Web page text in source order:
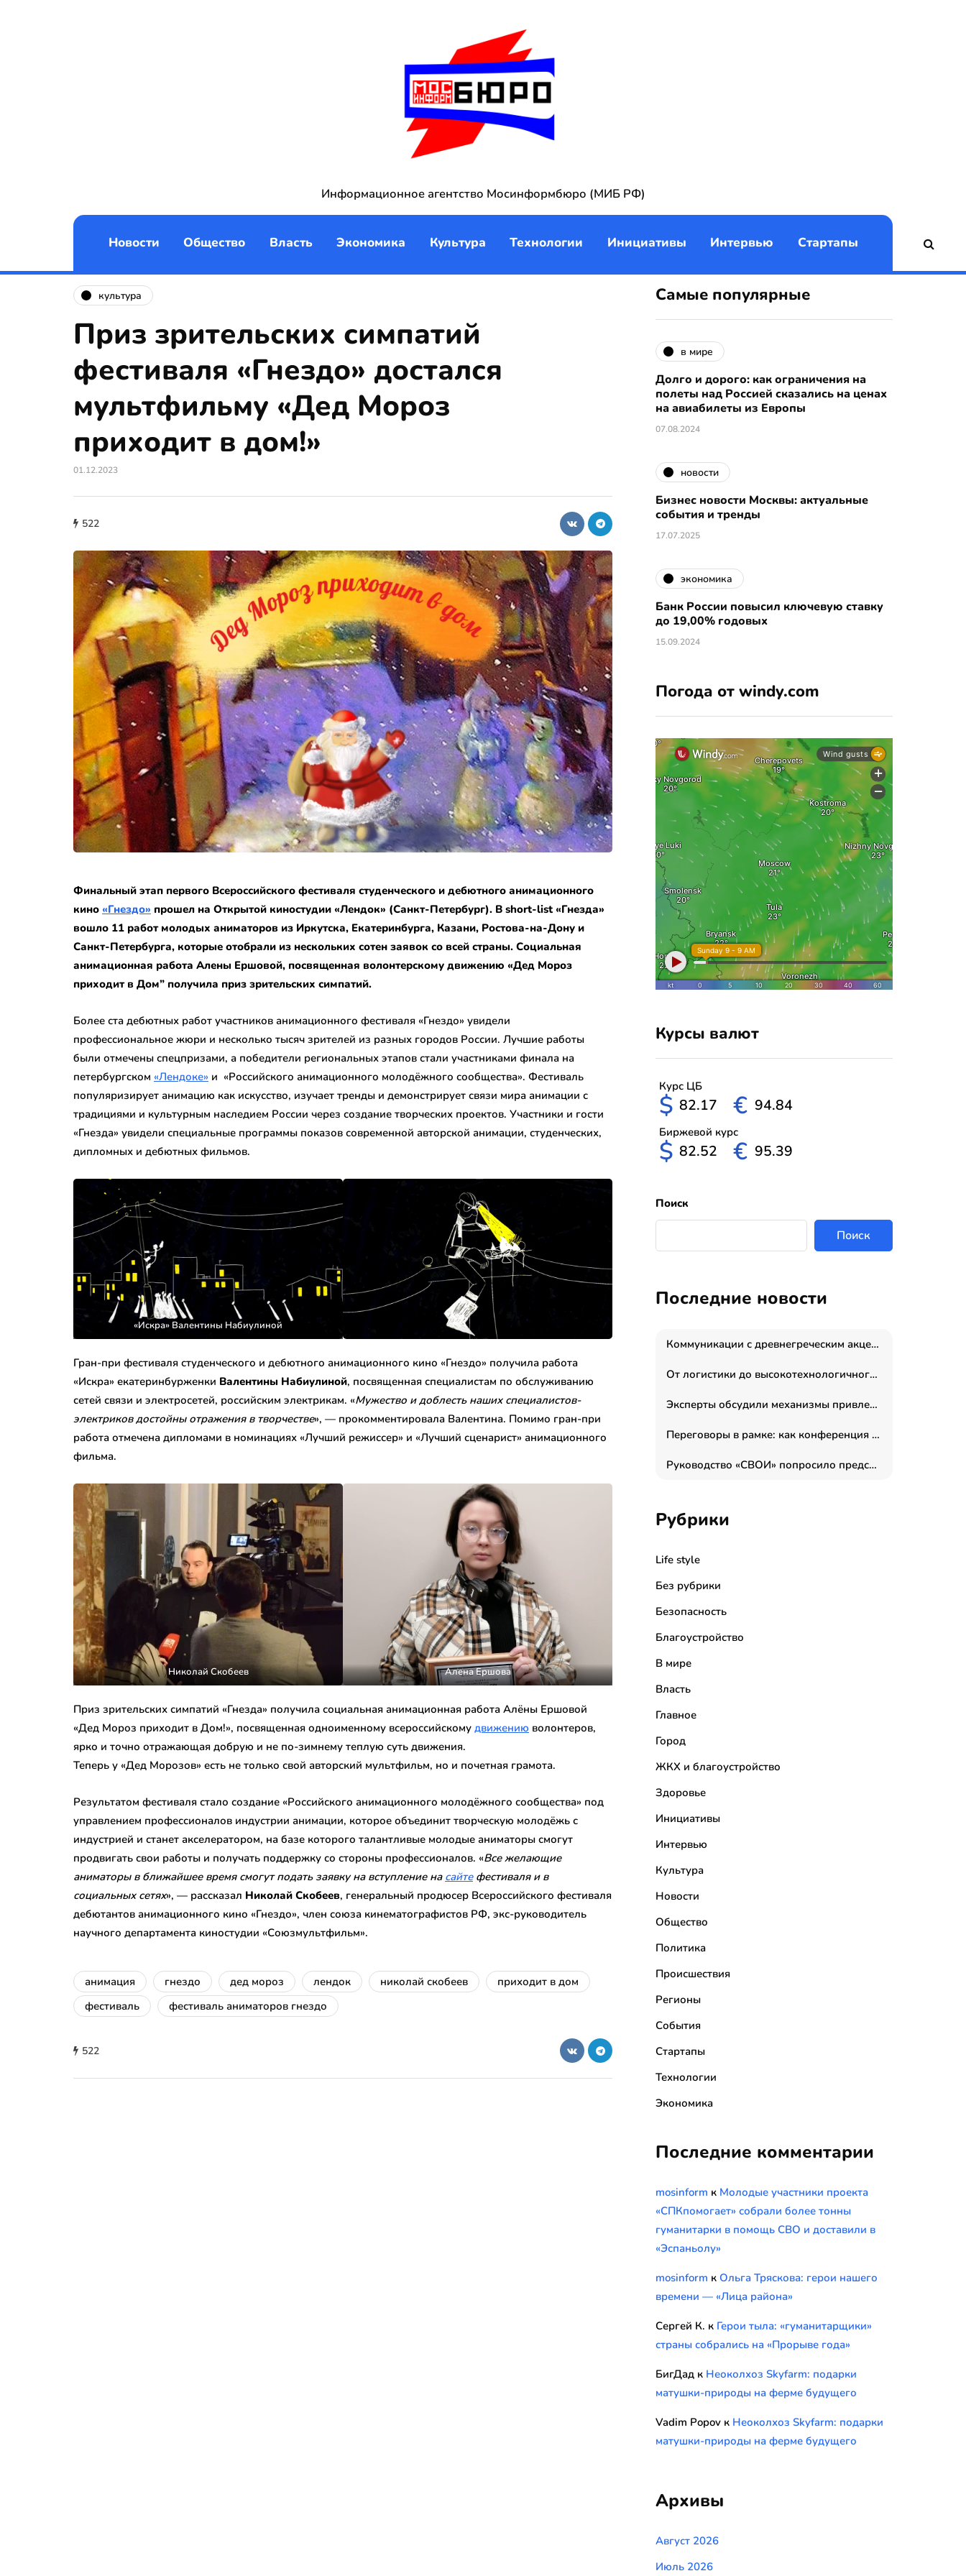
Информационное агентство Мосинформбюро (МИБ РФ)
Новости Общество Власть Экономика Культура Технологии Инициативы Интервью Стартапы
культура
Приз зрительских симпатий
фестиваля «Гнездо» достался
мультфильму «Дед Мороз
приходит в дом!»
01.12.2023
522
Финальный этап первого Всероссийского фестиваля студенческого и дебютного анимационного
кино «Гнездо» прошел на Открытой киностудии «Лендок» (Санкт-Петербург). В short-list «Гнезда»
вошло 11 работ молодых аниматоров из Иркутска, Екатеринбурга, Казани, Ростова-на-Дону и
Санкт-Петербурга, которые отобрали из нескольких сотен заявок со всей страны. Социальная
анимационная работа Алены Ершовой, посвященная волонтерскому движению «Дед Мороз
приходит в Дом” получила приз зрительских симпатий.
Более ста дебютных работ участников анимационного фестиваля «Гнездо» увидели
профессиональное жюри и несколько тысяч зрителей из разных городов России. Лучшие работы
были отмечены спецпризами, а победители региональных этапов стали участниками финала на
петербургском «Лендоке» и «Российского анимационного молодёжного сообщества». Фестиваль
популяризирует анимацию как искусство, изучает тренды и демонстрирует связи мира анимации с
традициями и культурным наследием России через создание творческих проектов. Участники и гости
«Гнезда» увидели специальные программы показов современной авторской анимации, студенческих,
дипломных и дебютных фильмов.
«Искра» Валентины Набиулиной
Гран-при фестиваля студенческого и дебютного анимационного кино «Гнездо» получила работа
«Искра» екатеринбурженки Валентины Набиулиной, посвященная специалистам по обслуживанию
сетей связи и электросетей, российским электрикам. «Мужество и доблесть наших специалистов-
электриков достойны отражения в творчестве», — прокомментировала Валентина. Помимо гран-при
работа отмечена дипломами в номинациях «Лучший режиссер» и «Лучший сценарист» анимационного
фильма.
Николай Скобеев Алена Ершова
Приз зрительских симпатий «Гнезда» получила социальная анимационная работа Алёны Ершовой
«Дед Мороз приходит в Дом!», посвященная одноименному всероссийскому движению волонтеров,
ярко и точно отражающая добрую и не по-зимнему теплую суть движения.
Теперь у «Дед Морозов» есть не только свой авторский мультфильм, но и почетная грамота.
Результатом фестиваля стало создание «Российского анимационного молодёжного сообщества» под
управлением профессионалов индустрии анимации, которое объединит творческую молодёжь с
индустрией и станет акселератором, на базе которого талантливые молодые аниматоры смогут
продвигать свои работы и получать поддержку со стороны профессионалов. «Все желающие
аниматоры в ближайшее время смогут подать заявку на вступление на сайтефестиваля и в
социальных сетях», — рассказал Николай Скобеев, генеральный продюсер Всероссийского фестиваля
дебютантов анимационного кино «Гнездо», член союза кинематографистов РФ, экс-руководитель
научного департамента киностудии «Союзмультфильм».
анимация гнездо дед мороз лендок николай скобеев
приходит в дом
фестиваль
фестиваль аниматоров гнездо
522
Самые популярные
в мире
Долго и дорого: как ограничения на
полеты над Россией сказались на ценах
на авиабилеты из Европы
07.08.2024
новости
Бизнес новости Москвы: актуальные
события и тренды
17.07.2025
экономика
Банк России повысил ключевую ставку
до 19,00% годовых
15.09.2024
Погода от windy.com
Курсы валют
Курс ЦБ
$ 82.17 € 94.84
Биржевой курс
$ 82.52 € 95.39
Поиск
Поиск
Последние новости
Коммуникации с древнегреческим акцентом: медиаменеджер и журналист Владимир Дергачев запустил коммуникационное агентство «Сократ 2.0»
От логистики до высокотехнологичного производства: как основатель “гагаринга” выстраивает экосистему безопасности и гражданских БПЛА
Эксперты обсудили механизмы привлечения молодых специалистов в промышленные города
Переговоры в рамке: как конференция «Бизнес как искусство» переформатирует деловой этикет в стенах ТПП РФ
Руководство «СВОИ» попросило председателя СКР дать правовую оценку обысков в тыловом штабе
Рубрики
Life style
Без рубрики
Безопасность
Благоустройство
В мире
Власть
Главное
Город
ЖКХ и благоустройство
Здоровье
Инициативы
Интервью
Культура
Новости
Общество
Политика
Происшествия
Регионы
События
Стартапы
Технологии
Экономика
Последние комментарии
mosinform к Молодые участники проекта
«СПКпомогает» собрали более тонны
гуманитарки в помощь СВО и доставили в
«Эспаньолу»
mosinform к Ольга Тряскова: герои нашего
времени — «Лица района»
Сергей К. к Герои тыла: «гуманитарщики»
страны собрались на «Прорыве года»
БигДад к Неоколхоз Skyfarm: подарки
матушки-природы на ферме будущего
Vadim Popov к Неоколхоз Skyfarm: подарки
матушки-природы на ферме будущего
Архивы
Август 2026
Июль 2026